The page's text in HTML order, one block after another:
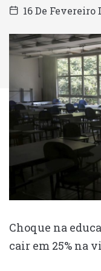
16 De Fevereiro
Choque na
cair em 25% na